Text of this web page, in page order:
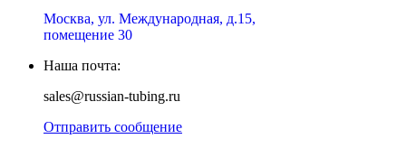
Москва, ул. Международная, д.15,
помещение 30
Наша почта:
sales@russian-tubing.ru
Отправить сообщение